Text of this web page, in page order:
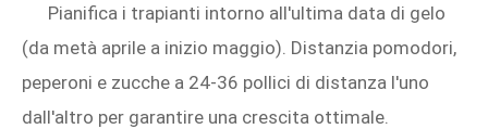
Pianifica i trapianti intorno all'ultima data di gelo
(da metà aprile a inizio maggio). Distanzia pomodori,
peperoni e zucche a 24-36 pollici di distanza l'uno
dall'altro per garantire una crescita ottimale.